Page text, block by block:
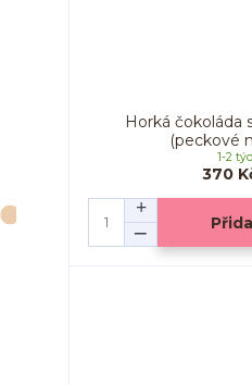
Horká čokoláda
(peckové
370
1-2